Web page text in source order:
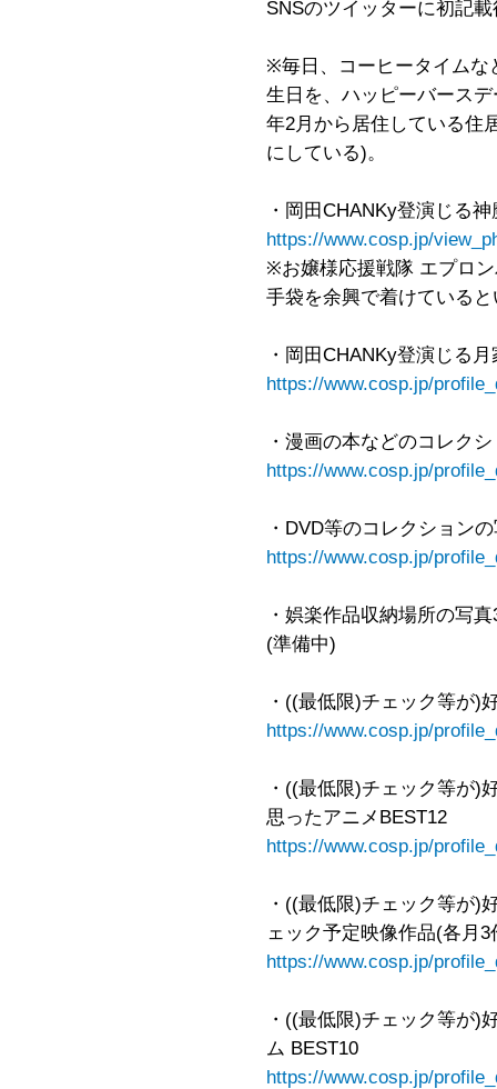
SNSのツイッターに初記
※毎日、コーヒータイムな
生日を、ハッピーバース
年2月から居住している住
にしている)。
・岡田CHANKy登演じる
https://www.cosp.jp/
※お嬢様応援戦隊 エプロ
手袋を余興で着けている
・岡田CHANKy登演じる
https://www.cosp.jp/
・漫画の本などのコレク
https://www.cosp.jp/
・DVD等のコレクション
https://www.cosp.jp/
・娯楽作品収納場所の写
(準備中)
・((最低限)チェック等が)
https://www.cosp.jp/
・((最低限)チェック等が)
思ったアニメBEST12
https://www.cosp.jp/
・((最低限)チェック等が)
ェック予定映像作品(各月
https://www.cosp.jp/
・((最低限)チェック等が)
ム BEST10
https://www.cosp.jp/